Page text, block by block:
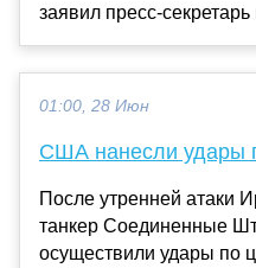
заявил пресс-секретарь
01:00, 28 Июн
США нанесли удары
После утренней атаки
танкер Соединенные
осуществили удары по